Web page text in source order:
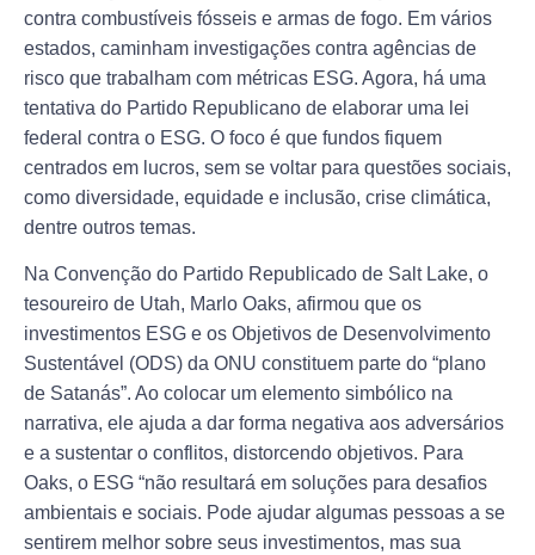
contra combustíveis fósseis e armas de fogo. Em vários
estados, caminham investigações contra agências de
risco que trabalham com métricas ESG. Agora, há uma
tentativa do Partido Republicano de elaborar uma lei
federal contra o ESG. O foco é que fundos fiquem
centrados em lucros, sem se voltar para questões sociais,
como diversidade, equidade e inclusão, crise climática,
dentre outros temas.
Na Convenção do Partido Republicado de Salt Lake, o
tesoureiro de Utah, Marlo Oaks, afirmou que os
investimentos ESG e os Objetivos de Desenvolvimento
Sustentável (ODS) da ONU constituem parte do “plano
de Satanás”. Ao colocar um elemento simbólico na
narrativa, ele ajuda a dar forma negativa aos adversários
e a sustentar o conflitos, distorcendo objetivos. Para
Oaks, o ESG “não resultará em soluções para desafios
ambientais e sociais. Pode ajudar algumas pessoas a se
sentirem melhor sobre seus investimentos, mas sua